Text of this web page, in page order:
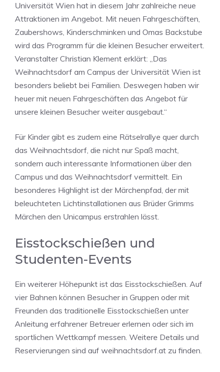
Universität Wien hat in diesem Jahr zahlreiche neue
Attraktionen im Angebot. Mit neuen Fahrgeschäften,
Zaubershows, Kinderschminken und Omas Backstube
wird das Programm für die kleinen Besucher erweitert.
Veranstalter Christian Klement erklärt: „Das
Weihnachtsdorf am Campus der Universität Wien ist
besonders beliebt bei Familien. Deswegen haben wir
heuer mit neuen Fahrgeschäften das Angebot für
unsere kleinen Besucher weiter ausgebaut.“
Für Kinder gibt es zudem eine Rätselrallye quer durch
das Weihnachtsdorf, die nicht nur Spaß macht,
sondern auch interessante Informationen über den
Campus und das Weihnachtsdorf vermittelt. Ein
besonderes Highlight ist der Märchenpfad, der mit
beleuchteten Lichtinstallationen aus Brüder Grimms
Märchen den Unicampus erstrahlen lässt.
Eisstockschießen und
Studenten-Events
Ein weiterer Höhepunkt ist das Eisstockschießen. Auf
vier Bahnen können Besucher in Gruppen oder mit
Freunden das traditionelle Eisstockschießen unter
Anleitung erfahrener Betreuer erlernen oder sich im
sportlichen Wettkampf messen. Weitere Details und
Reservierungen sind auf weihnachtsdorf.at zu finden.